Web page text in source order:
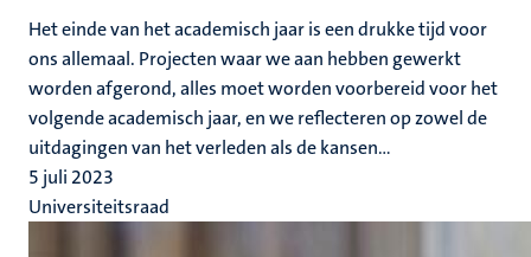
Het einde van het academisch jaar is een drukke tijd voor
ons allemaal. Projecten waar we aan hebben gewerkt
worden afgerond, alles moet worden voorbereid voor het
volgende academisch jaar, en we reflecteren op zowel de
uitdagingen van het verleden als de kansen...
5 juli 2023
Universiteitsraad